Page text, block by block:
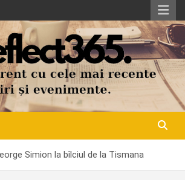
Simion la bîlciul de la Tismana